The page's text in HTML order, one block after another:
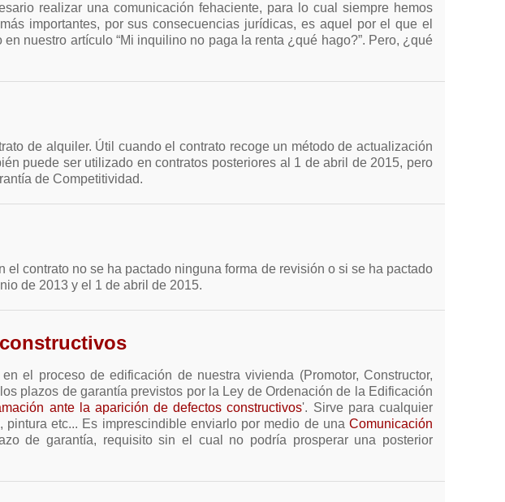
realizar una comunicación fehaciente, para lo cual siempre hemos
importantes, por sus consecuencias jurídicas, es aquel por el que el
nuestro artículo “Mi inquilino no paga la renta ¿qué hago?”. Pero, ¿qué
de alquiler. Útil cuando el contrato recoge un método de actualización
puede ser utilizado en contratos posteriores al 1 de abril de 2015, pero
de Competitividad.
contrato no se ha pactado ninguna forma de revisión o si se ha pactado
de 2013 y el 1 de abril de 2015.
el proceso de edificación de nuestra vivienda (Promotor, Constructor,
plazos de garantía previstos por la Ley de Ordenación de la Edificación
ante la aparición de defectos constructivos'. Sirve para cualquier
etc... Es imprescindible enviarlo por medio de una Comunicación
de garantía, requisito sin el cual no podría prosperar una posterior